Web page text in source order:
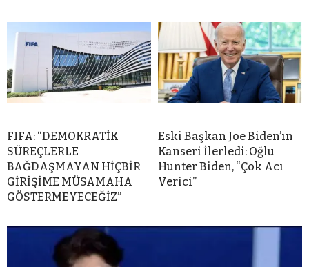
FIFA: “DEMOKRATİK
SÜREÇLERLE
BAĞDAŞMAYAN HİÇBİR
GİRİŞİME MÜSAMAHA
GÖSTERMEYECEĞİZ”
Eski Başkan Joe Biden’ın
Kanseri İlerledi: Oğlu
Hunter Biden, “Çok Acı
Verici”